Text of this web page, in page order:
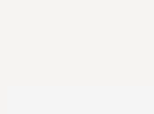
COOKWARE - Une mauvaise
utilisation sûre, suivez ces